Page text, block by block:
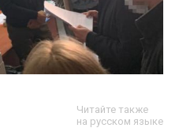
Читайте также
на русском языке